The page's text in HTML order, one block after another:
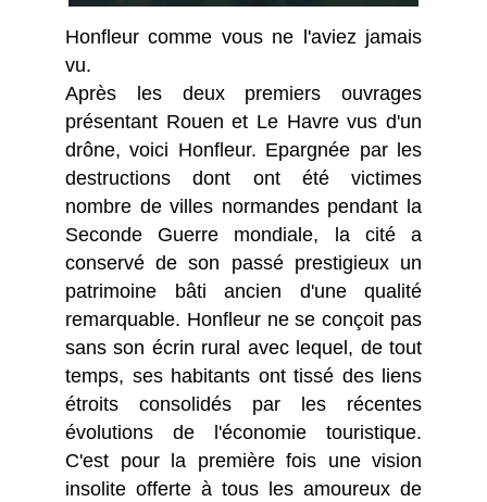
Honfleur comme vous ne l'aviez jamais
vu.
Après les deux premiers ouvrages
présentant Rouen et Le Havre vus d'un
drône, voici Honfleur. Epargnée par les
destructions dont ont été victimes
nombre de villes normandes pendant la
Seconde Guerre mondiale, la cité a
conservé de son passé prestigieux un
patrimoine bâti ancien d'une qualité
remarquable. Honfleur ne se conçoit pas
sans son écrin rural avec lequel, de tout
temps, ses habitants ont tissé des liens
étroits consolidés par les récentes
évolutions de l'économie touristique.
C'est pour la première fois une vision
insolite offerte à tous les amoureux de